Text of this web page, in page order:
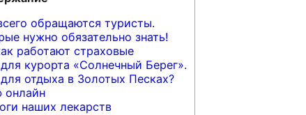
обращаются туристы.
нужно обязательно знать!
работают страховые
курорта «Солнечный Берег».
отдыха в Золотых Песках?
онлайн
наших лекарств